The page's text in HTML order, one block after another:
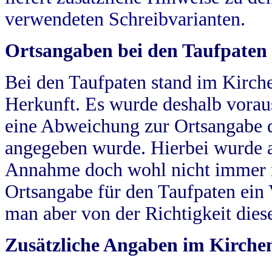
verwendeten Schreibvarianten.
Ortsangaben bei den Taufpaten
Bei den Taufpaten stand im
Herkunft. Es wurde deshalb
eine Abweichung zur
angegeben wurde. Hierbei wurde
Annahme doch wohl nicht
Ortsangabe für den Taufpaten
man aber von der Richtigkeit
Zusätzliche Angaben im